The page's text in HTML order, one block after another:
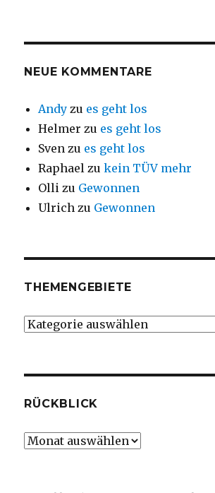
NEUE KOMMENTARE
Andy zu es geht los
Helmer zu es geht los
Sven zu es geht los
Raphael zukein TÜV mehr
Olli zu Gewonnen
Ulrich zu Gewonnen
THEMENGEBIETE
Themengebiete
RÜCKBLICK
Rückblick